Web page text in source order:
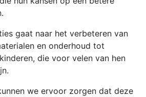
gaat naar het verbeteren van
en onderhoud tot
die voor velen van hen
we ervoor zorgen dat deze